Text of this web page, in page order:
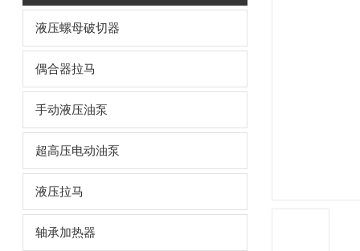
液压螺母破切器
偶合器拉马
手动液压油泵
超高压电动油泵
液压拉马
轴承加热器